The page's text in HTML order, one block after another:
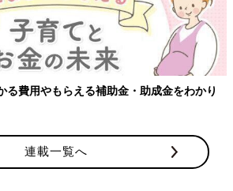
る費用やもらえる補助金・助成金をわかり
連載一覧へ